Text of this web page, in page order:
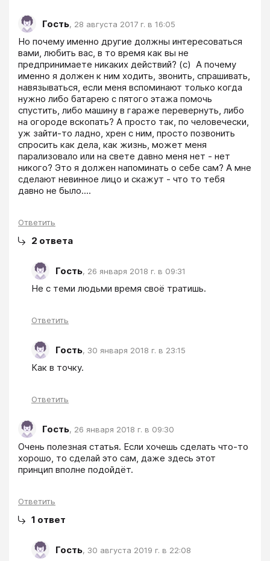
Гость, 28 августа 2017 г. в 16:05
Но почему именно другие должны интересоваться
вами, любить вас, в то время как вы не
предпринимаете никаких действий? (с)  А почему
именно я должен к ним ходить, звонить, спрашивать,
навязываться, если меня вспоминают только когда
нужно либо батарею с пятого этажа помочь
спустить, либо машину в гараже перевернуть, либо
на огороде вскопать? А просто так, по человечески,
уж зайти-то ладно, хрен с ним, просто позвонить
спросить как дела, как жизнь, может меня
парализовало или на свете давно меня нет - нет
никого? Это я должен напоминать о себе сам? А мне
сделают невинное лицо и скажут - что то тебя
давно не было....
Ответить
2 ответа
Гость, 26 января 2018 г. в 09:31
Не с теми людьми время своё тратишь.
Ответить
Гость, 30 января 2018 г. в 23:15
Как в точку.
Ответить
Гость, 26 января 2018 г. в 09:30
Очень полезная статья. Если хочешь сделать что-то
хорошо, то сделай это сам, даже здесь этот
принцип вполне подойдёт.
Ответить
1 ответ
Гость, 30 августа 2019 г. в 22:08